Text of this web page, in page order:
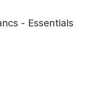
- Essentials